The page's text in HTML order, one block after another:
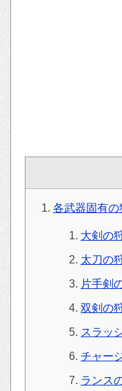
各武器固有の
大剣の
太刀の
片手剣
双剣の
スラッ
チャー
ランス